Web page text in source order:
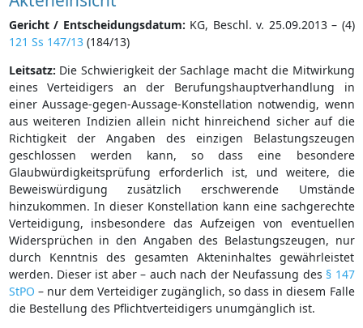
Gericht / Entscheidungsdatum: KG, Beschl. v. 25.09.2013 – (4)
121 Ss 147/13(184/13)
Leitsatz: Die Schwierigkeit der Sachlage macht die Mitwirkung
eines Verteidigers an der Berufungshauptverhandlung in
einer Aussage-gegen-Aussage-Konstellation notwendig, wenn
aus weiteren Indizien allein nicht hinreichend sicher auf die
Richtigkeit der Angaben des einzigen Belastungszeugen
geschlossen werden kann, so dass eine besondere
Glaubwürdigkeitsprüfung erforderlich ist, und weitere, die
Beweiswürdigung zusätzlich erschwerende Umstände
hinzukommen. In dieser Konstellation kann eine sachgerechte
Verteidigung, insbesondere das Aufzeigen von eventuellen
Widersprüchen in den Angaben des Belastungszeugen, nur
durch Kenntnis des gesamten Akteninhaltes gewährleistet
werden. Dieser ist aber – auch nach der Neufassung des § 147
StPO – nur dem Verteidiger zugänglich, so dass in diesem Falle
die Bestellung des Pflichtverteidigers unumgänglich ist.